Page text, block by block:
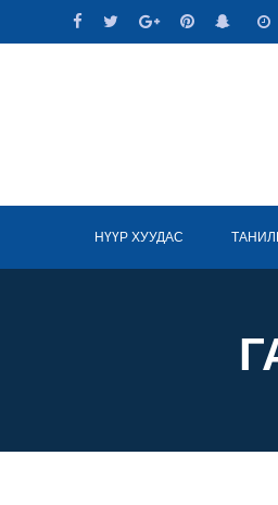
to
НҮҮР ХУУДАС